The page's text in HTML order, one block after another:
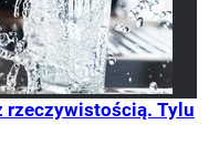
rzeczywistością. Tylu